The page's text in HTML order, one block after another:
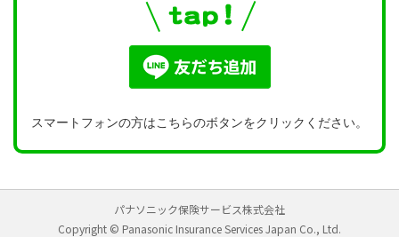
スマートフォンの方はこちらのボタンをクリックください。
パナソニック保険サービス株式会社
Copyright © Panasonic Insurance Services Japan Co., Ltd.